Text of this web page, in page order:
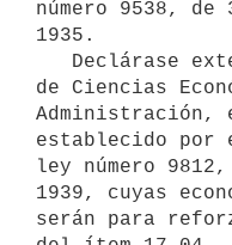
número 9538, de
1935.
de Ciencias
Administración,
establecido
ley número
1939, cuyas
serán para